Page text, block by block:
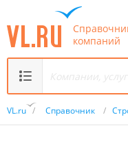
компаний
VL.ru / Справочник /